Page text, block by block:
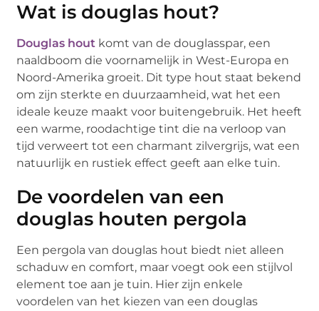
Wat is douglas hout?
Douglas hout komt van de douglasspar, een
naaldboom die voornamelijk in West-Europa en
Noord-Amerika groeit. Dit type hout staat bekend
om zijn sterkte en duurzaamheid, wat het een
ideale keuze maakt voor buitengebruik. Het heeft
een warme, roodachtige tint die na verloop van
tijd verweert tot een charmant zilvergrijs, wat een
natuurlijk en rustiek effect geeft aan elke tuin.
De voordelen van een
douglas houten pergola
Een pergola van douglas hout biedt niet alleen
schaduw en comfort, maar voegt ook een stijlvol
element toe aan je tuin. Hier zijn enkele
voordelen van het kiezen van een douglas